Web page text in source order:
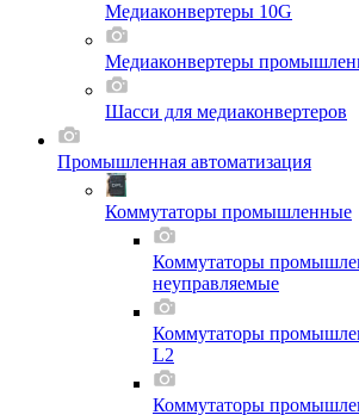
Медиаконвертеры 10G
Медиаконвертеры
Шасси для мeдиаконвертеров
Промышленная автоматизация
Коммутаторы промышленные
Коммутаторы
неуправляемые
Коммутаторы
L2
Коммутаторы